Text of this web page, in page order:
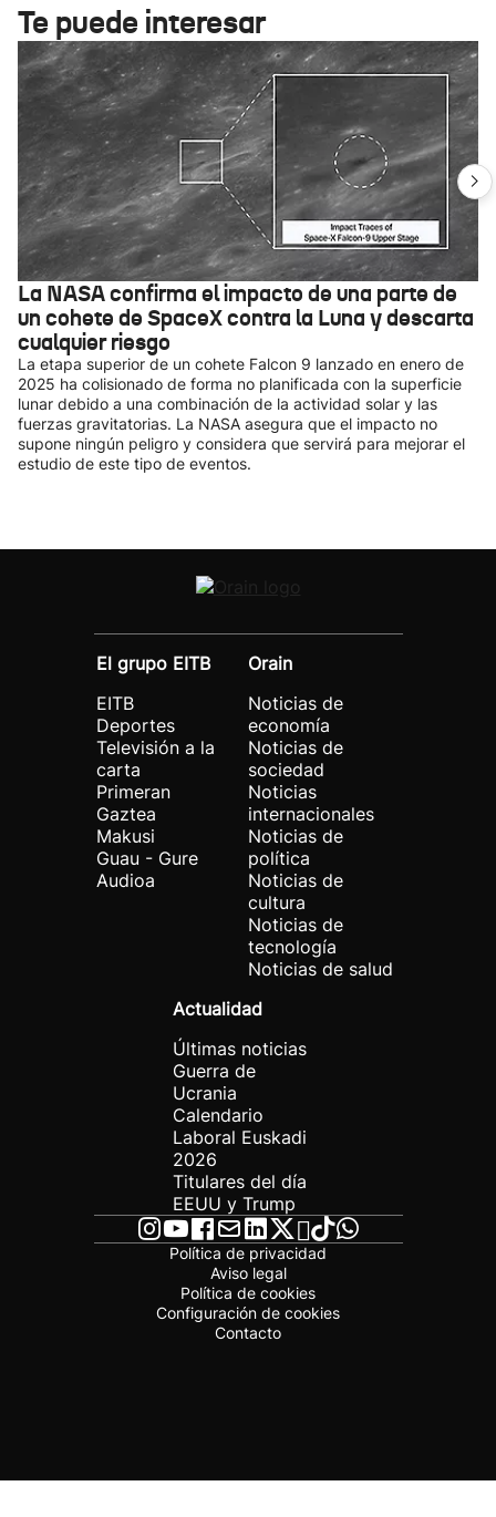
Te puede interesar
La NASA confirma el impacto de una parte de
un cohete de SpaceX contra la Luna y descarta
cualquier riesgo
La etapa superior de un cohete Falcon 9 lanzado en enero de
2025 ha colisionado de forma no planificada con la superficie
lunar debido a una combinación de la actividad solar y las
fuerzas gravitatorias. La NASA asegura que el impacto no
supone ningún peligro y considera que servirá para mejorar el
estudio de este tipo de eventos.
El grupo EITB
EITB
Deportes
Televisión a la
carta
Primeran
Gaztea
Makusi
Guau - Gure
Audioa
Orain
Noticias de
economía
Noticias de
sociedad
Noticias
internacionales
Noticias de
política
Noticias de
cultura
Noticias de
tecnología
Noticias de salud
Actualidad
Últimas noticias
Guerra de
Ucrania
Calendario
Laboral Euskadi
2026
Titulares del día
EEUU y Trump
Política de privacidad
Aviso legal
Política de cookies
Configuración de cookies
Contacto